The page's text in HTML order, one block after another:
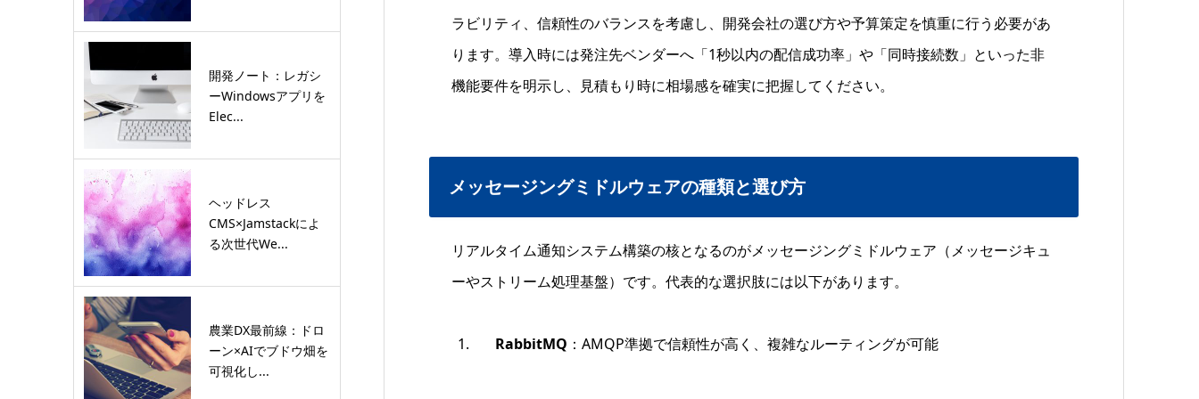
ラビリティ、信頼性のバランスを考慮し、開発会社の選び方や予算策定を慎重に行う必要があ
ります。導入時には発注先ベンダーへ「1秒以内の配信成功率」や「同時接続数」といった非
機能要件を明示し、見積もり時に相場感を確実に把握してください。
メッセージングミドルウェアの種類と選び方
リアルタイム通知システム構築の核となるのがメッセージングミドルウェア（メッセージキュ
ーやストリーム処理基盤）です。代表的な選択肢には以下があります。
RabbitMQ ：AMQP準拠で信頼性が高く、複雑なルーティングが可能
開発ノート：レガシ
ーWindowsアプリを
Elec...
ヘッドレス
CMS×Jamstackによ
る次世代We...
農業DX最前線：ドロ
ーン×AIでブドウ畑を
可視化し...